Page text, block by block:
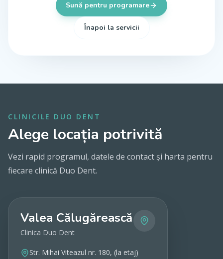
Sună pentru programare
Înapoi la servicii
CLINICILE DUO DENT
Alege locația potrivită
Vezi rapid programul, datele de contact și harta pentru
fiecare clinică Duo Dent.
Valea Călugărească
Clinica Duo Dent
Str. Mihai Viteazul nr. 180, (la etaj)